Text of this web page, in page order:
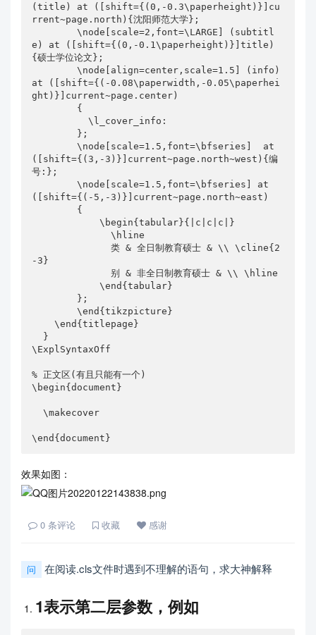
(title) at ([shift={(0,-0.3\paperheight)}]cu
rrent~page.north){沈阳师范大学};
        \node[scale=2,font=\LARGE] (subtitl
e) at ([shift={(0,-0.1\paperheight)}]title)
{硕士学位论文};
        \node[align=center,scale=1.5] (info)
at ([shift={(-0.08\paperwidth,-0.05\paperhei
ght)}]current~page.center)
          \l_cover_info:
        \node[scale=1.5,font=\bfseries]  at
([shift={(3,-3)}]current~page.north~west){编
号:};
        \node[scale=1.5,font=\bfseries] at
([shift={(-5,-3)}]current~page.north~east)
            \begin{tabular}{|c|c|c|}
              \hline
              类 & 全日制教育硕士 & \\ \cline{2
-3}
              别 & 非全日制教育硕士 & \\ \hline
            \end{tabular}
        \end{tikzpicture}
    \end{titlepage}
\ExplSyntaxOff
% 正文区(有且只能有一个)
\begin{document}
  \makecover
\end{document}
效果如图：
0 条评论 收藏 感谢
问 在阅读.cls文件时遇到不理解的语句，求大神解释
1表示第二层参数，例如